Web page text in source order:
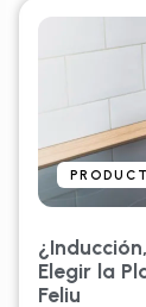
Elegir la
Feliu